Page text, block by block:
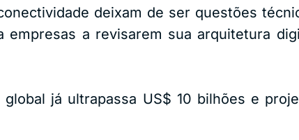
deixam de ser questões
a revisarem sua arquitetura
já ultrapassa US$ 10 bilhões e